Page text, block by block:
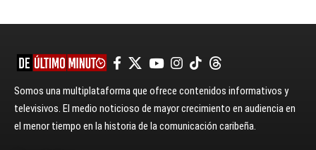
Somos una multiplataforma que ofrece contenidos informativos y
televisivos. El medio noticioso de mayor crecimiento en audiencia en
el menor tiempo en la historia de la comunicación caribeña.